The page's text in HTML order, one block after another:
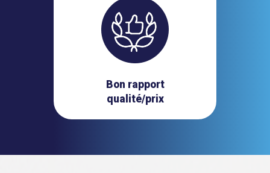
Bon rapport
qualité/prix